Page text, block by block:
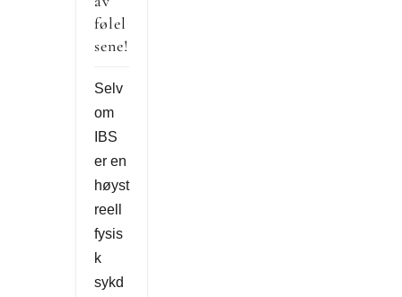
følel
sene!
Selv
om
IBS
er en
høyst
reell
fysis
k
sykd